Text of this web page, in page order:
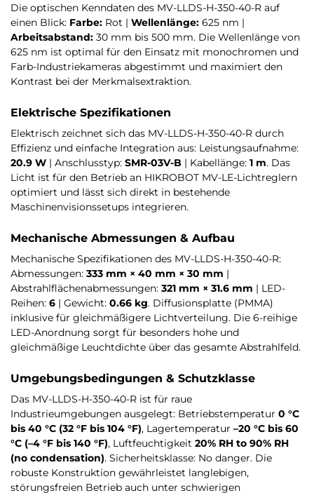
Die optischen Kenndaten des MV-LLDS-H-350-40-R auf
einen Blick: Farbe: Rot | Wellenlänge: 625 nm |
Arbeitsabstand: 30 mm bis 500 mm. Die Wellenlänge von
625 nm ist optimal für den Einsatz mit monochromen und
Farb-Industriekameras abgestimmt und maximiert den
Kontrast bei der Merkmalsextraktion.
Elektrische Spezifikationen
Elektrisch zeichnet sich das MV-LLDS-H-350-40-R durch
Effizienz und einfache Integration aus: Leistungsaufnahme:
20.9 W | Anschlusstyp: SMR-03V-B | Kabellänge: 1 m. Das
Licht ist für den Betrieb an HIKROBOT MV-LE-Lichtreglern
optimiert und lässt sich direkt in bestehende
Maschinenvisionssetups integrieren.
Mechanische Abmessungen & Aufbau
Mechanische Spezifikationen des MV-LLDS-H-350-40-R:
Abmessungen: 333 mm × 40 mm × 30 mm |
Abstrahlflächenabmessungen: 321 mm × 31.6 mm | LED-
Reihen: 6 | Gewicht: 0.66 kg. Diffusionsplatte (PMMA)
inklusive für gleichmäßigere Lichtverteilung. Die 6-reihige
LED-Anordnung sorgt für besonders hohe und
gleichmäßige Leuchtdichte über das gesamte Abstrahlfeld.
Umgebungsbedingungen & Schutzklasse
Das MV-LLDS-H-350-40-R ist für raue
Industrieumgebungen ausgelegt: Betriebstemperatur 0 °C
bis 40 °C (32 °F bis 104 °F), Lagertemperatur –20 °C bis 60
°C (–4 °F bis 140 °F), Luftfeuchtigkeit 20% RH to 90% RH
(no condensation). Sicherheitsklasse: No danger. Die
robuste Konstruktion gewährleistet langlebigen,
störungsfreien Betrieb auch unter schwierigen